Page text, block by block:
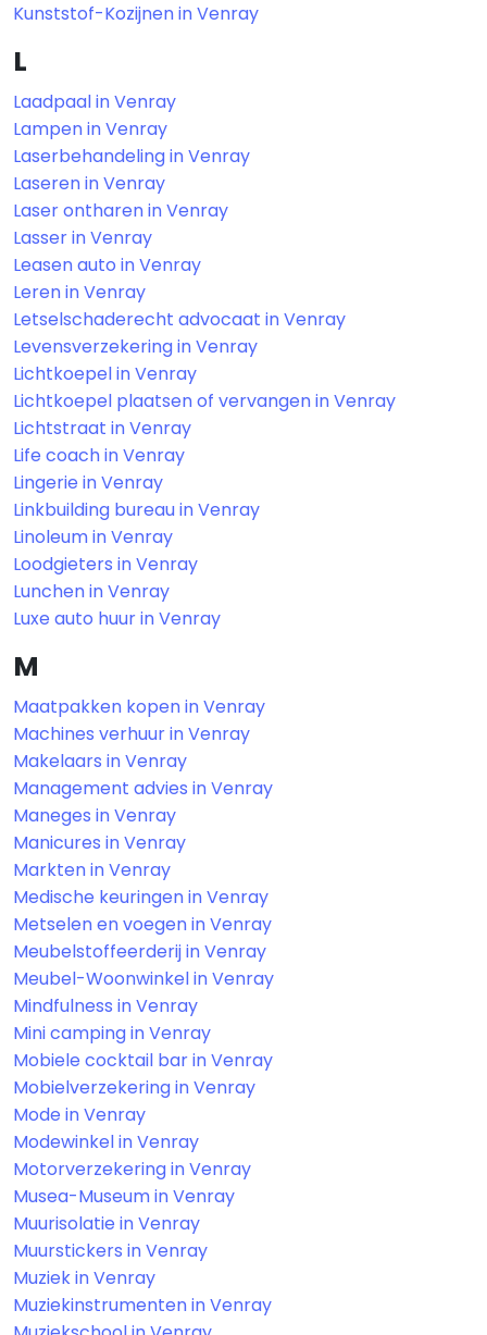
Kunststof-Kozijnen in Venray
L
Laadpaal in Venray
Lampen in Venray
Laserbehandeling in Venray
Laseren in Venray
Laser ontharen in Venray
Lasser in Venray
Leasen auto in Venray
Leren in Venray
Letselschaderecht advocaat in Venray
Levensverzekering in Venray
Lichtkoepel in Venray
Lichtkoepel plaatsen of vervangen in Venray
Lichtstraat in Venray
Life coach in Venray
Lingerie in Venray
Linkbuilding bureau in Venray
Linoleum in Venray
Loodgieters in Venray
Lunchen in Venray
Luxe auto huur in Venray
M
Maatpakken kopen in Venray
Machines verhuur in Venray
Makelaars in Venray
Management advies in Venray
Maneges in Venray
Manicures in Venray
Markten in Venray
Medische keuringen in Venray
Metselen en voegen in Venray
Meubelstoffeerderij in Venray
Meubel-Woonwinkel in Venray
Mindfulness in Venray
Mini camping in Venray
Mobiele cocktail bar in Venray
Mobielverzekering in Venray
Mode in Venray
Modewinkel in Venray
Motorverzekering in Venray
Musea-Museum in Venray
Muurisolatie in Venray
Muurstickers in Venray
Muziek in Venray
Muziekinstrumenten in Venray